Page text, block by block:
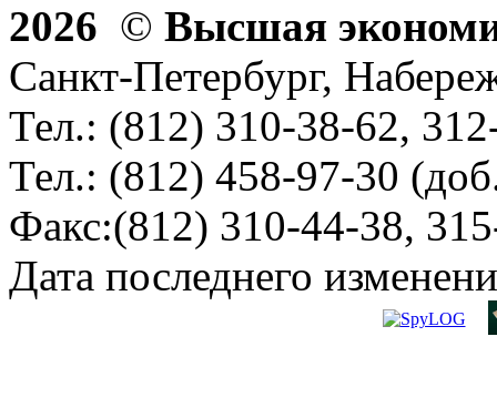
2026 © Высшая
Санкт-Петербург,
Тел.: (812) 310-38-62,
Тел.: (812) 458-97-30
Факс:(812) 310-44-38,
Дата последнего